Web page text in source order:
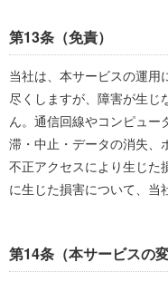
第13条（免責）
当社は、本サービスの運用
尽くしますが、障害が生じ
ん。通信回線やコンピュー
滞・中止・データの消失、
不正アクセスにより生じた
に生じた損害について、当
第14条（本サービスの変